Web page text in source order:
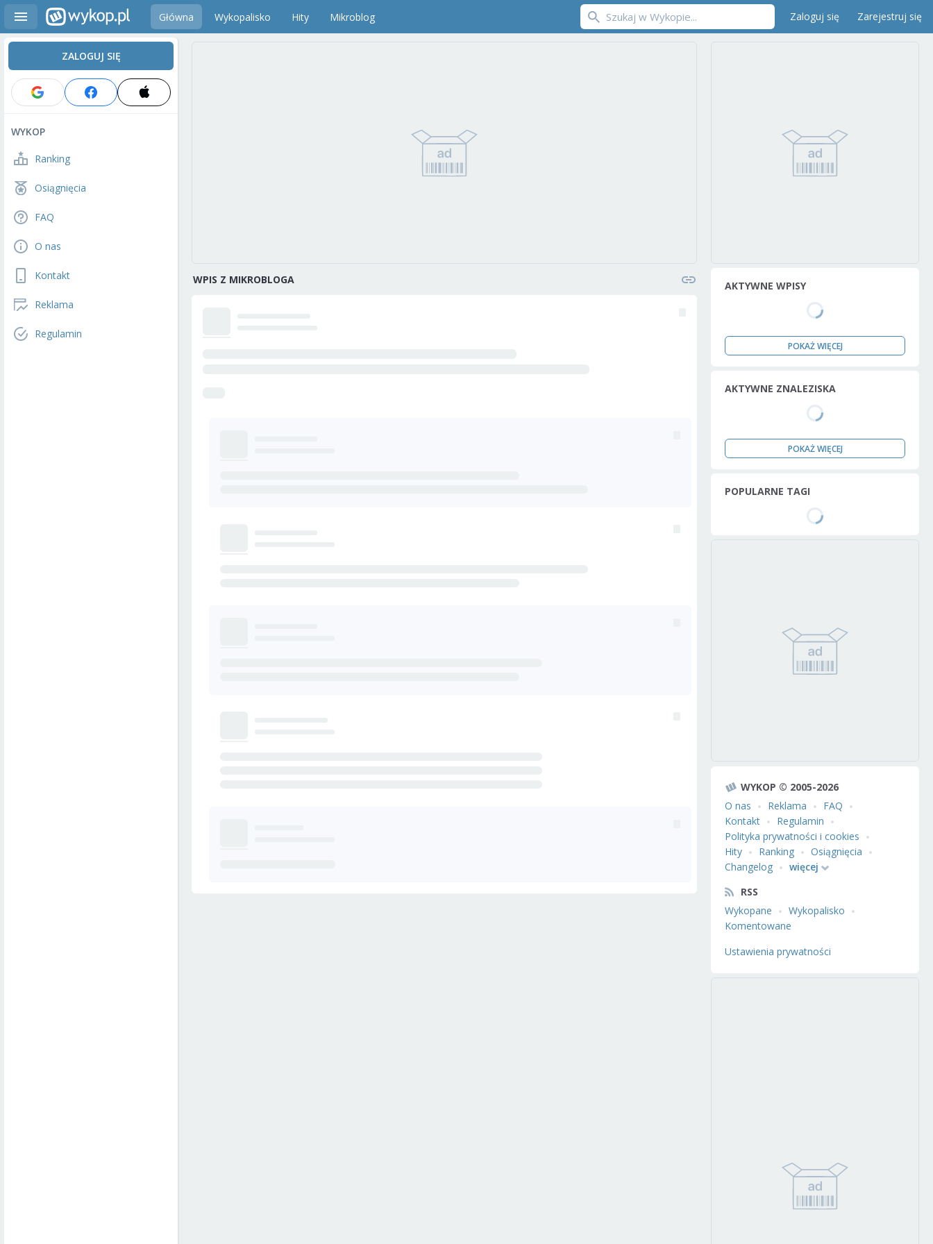
Główna Wykopalisko Hity Mikroblog Zaloguj się Zarejestruj się
ZALOGUJ SIĘ
WYKOP
Ranking
Osiągnięcia
FAQ
O nas
Kontakt
Reklama
Regulamin
WPIS Z MIKROBLOGA AKTYWNE WPISY
POKAŻ WIĘCEJ
AKTYWNE ZNALEZISKA
POKAŻ WIĘCEJ
POPULARNE TAGI
WYKOP © 2005-2026
O nas
Reklama
FAQ
Kontakt
Regulamin
Polityka prywatności i cookies
Hity
Ranking
Osiągnięcia
Changelog
więcej
RSS
Wykopane
Wykopalisko
Komentowane
Ustawienia prywatności